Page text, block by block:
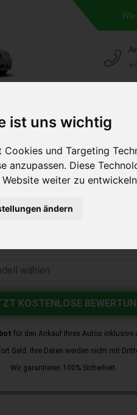
ist uns wichtig
und Targeting
anzupassen. Diese
weiter zu
ändern
in Büdingen
(Deutschland)
verkaufen & gratis
sofort Geld für Ihr Auto erhalten
KOSTENLOSE
für den Ankauf Ihres Autos inklusive
Geld. Ihre Daten werden nicht mit
Wir garantieren 100% Sicherheit.